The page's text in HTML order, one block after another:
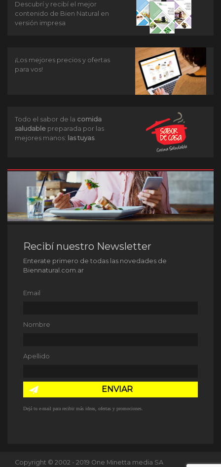
Descubrí y recibí el mejor
contenido de Bien Natural en
versión impresa
¡Los mejores precios y ofertas
para vos!
Todo el sabor de la comida
saludable preparada por las
mejores manos: las tuyas.
Recibí nuestro Newsletter
Enterate primero de todas las novedades de
Biennatural.com.ar
Email
Nombre
Apellido
ENVIAR
Dejá tu e-mail para recibir más ideas, ofertas y promociones.
Copyright © 2002 - 2019 One Minetta media SA